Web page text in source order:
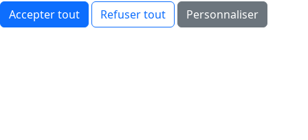
Accepter tout Refuser tout Personnaliser